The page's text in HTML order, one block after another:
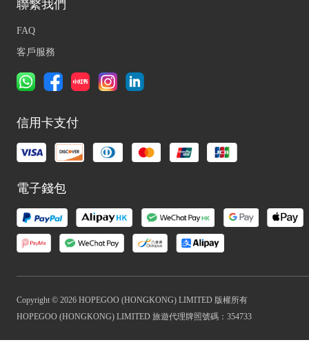
聯繫我們
FAQ
客戶服務
信用卡支付
電子錢包
Copyright © 2026 HOPEGOO (HONGKONG) LIMITED 版權所有
HOPEGOO (HONGKONG) LIMITED 旅遊代理牌照號碼：354733